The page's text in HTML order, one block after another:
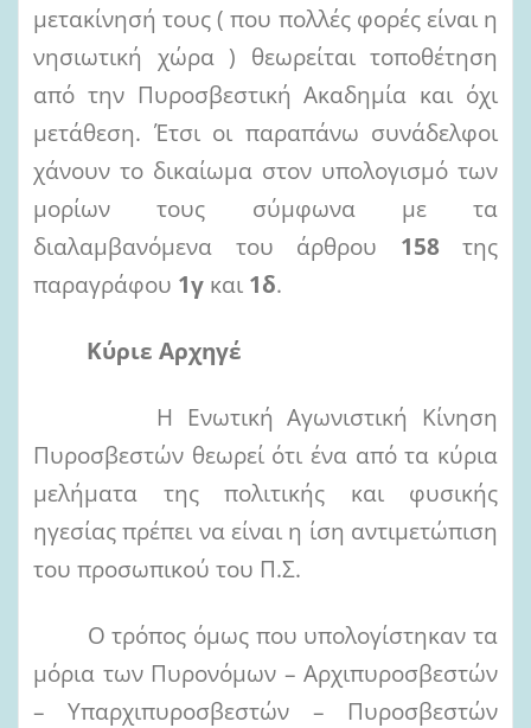
μετακίνησή τους ( που πολλές φορές είναι η
νησιωτική χώρα ) θεωρείται τοποθέτηση
από την Πυροσβεστική Ακαδημία και όχι
μετάθεση. Έτσι οι παραπάνω συνάδελφοι
χάνουν το δικαίωμα στον υπολογισμό των
μορίων τους σύμφωνα με τα
διαλαμβανόμενα του άρθρου 158 της
παραγράφου 1γ και 1δ.
Κύριε Αρχηγέ
Η Ενωτική Αγωνιστική Κίνηση
Πυροσβεστών θεωρεί ότι ένα από τα κύρια
μελήματα της πολιτικής και φυσικής
ηγεσίας πρέπει να είναι η ίση αντιμετώπιση
του προσωπικού του Π.Σ.
Ο τρόπος όμως που υπολογίστηκαν τα
μόρια των Πυρονόμων – Αρχιπυροσβεστών
– Υπαρχιπυροσβεστών – Πυροσβεστών